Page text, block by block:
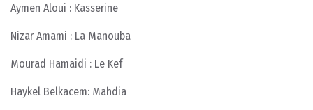
Aymen Aloui : Kasserine
Nizar Amami : La Manouba
Mourad Hamaidi : Le Kef
Haykel Belkacem: Mahdia